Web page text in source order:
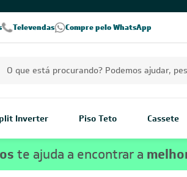
Televendas Compre pelo WhatsApp
Excelência no RA
Excelência no Reclame Aqui Seja
Inverter Piso Teto Cassete
te ajuda a encontrar a